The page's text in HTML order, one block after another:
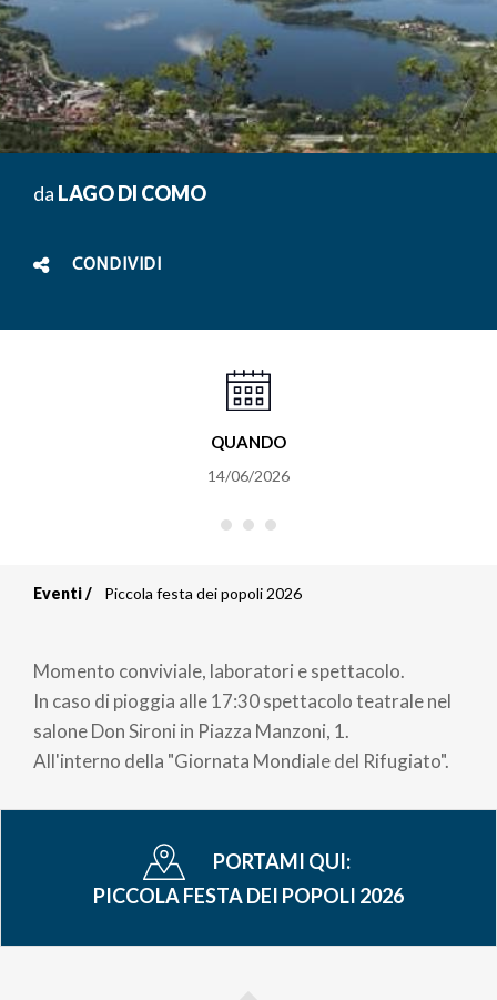
da LAGO DI COMO
CONDIVIDI
QUANDO
14/06/2026
di
pane
Eventi Piccola festa dei popoli 2026
Momento conviviale, laboratori e spettacolo.
In caso di pioggia alle 17:30 spettacolo teatrale nel
salone Don Sironi in Piazza Manzoni, 1.
All'interno della "Giornata Mondiale del Rifugiato".
PORTAMI QUI:
PICCOLA FESTA DEI POPOLI 2026